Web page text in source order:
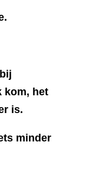
kom, het
is.
minder